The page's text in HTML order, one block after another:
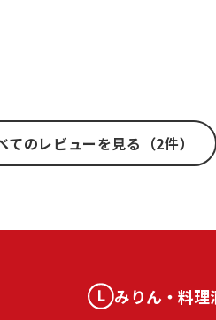
てのレビューを見る（2件）
みりん・料理